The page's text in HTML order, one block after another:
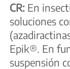
CR: En
soluciones
Epik®. En
suspensión